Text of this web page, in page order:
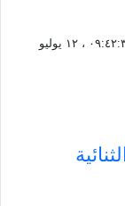
٠٩:٤٢:٣٦ ، ١٢ يوليو